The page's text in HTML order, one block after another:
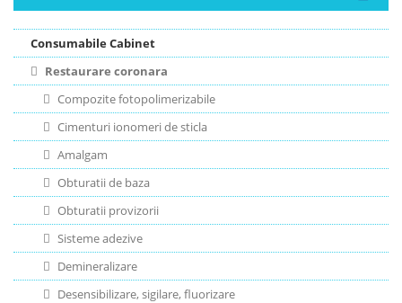
Consumabile Cabinet
Restaurare coronara
Compozite fotopolimerizabile
Cimenturi ionomeri de sticla
Amalgam
Obturatii de baza
Obturatii provizorii
Sisteme adezive
Demineralizare
Desensibilizare, sigilare, fluorizare